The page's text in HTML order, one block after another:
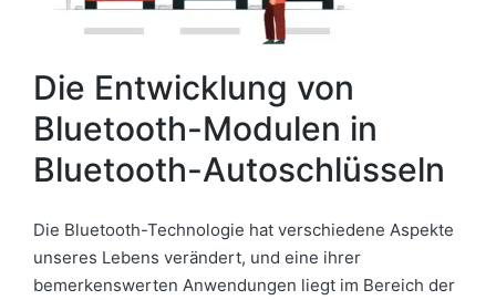
Die Entwicklung von
Bluetooth-Modulen in
Bluetooth-Autoschlüsseln
Die Bluetooth-Technologie hat verschiedene Aspekte
unseres Lebens verändert, und eine ihrer
bemerkenswerten Anwendungen liegt im Bereich der